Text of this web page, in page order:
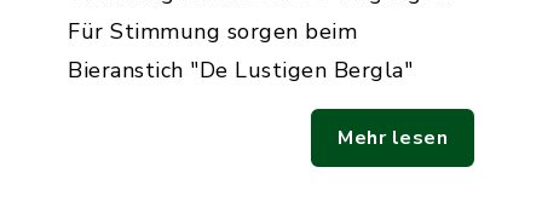
Für Stimmung sorgen beim
Bieranstich "De Lustigen Bergla"
Mehr lesen